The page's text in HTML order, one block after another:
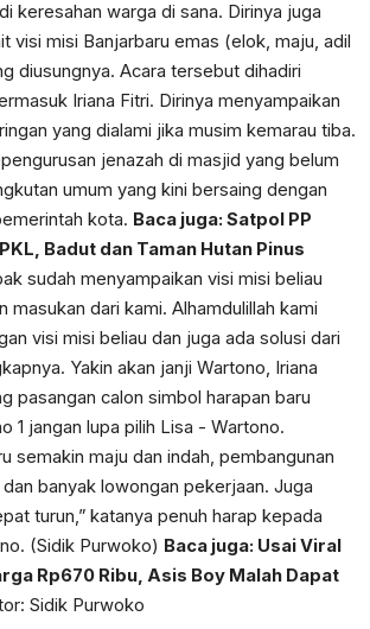
keresahan warga di sana. Dirinya juga
visi misi Banjarbaru emas (elok, maju, adil
diusungnya. Acara tersebut dihadiri
Iriana Fitri. Dirinya menyampaikan
yang dialami jika musim kemarau tiba.
jenazah di masjid yang belum
umum yang kini bersaing dengan
kota. Baca juga: Satpol PP
Badut dan Taman Hutan Pinus
sudah menyampaikan visi misi beliau
masukan dari kami. Alhamdulillah kami
visi misi beliau dan juga ada solusi dari
Yakin akan janji Wartono, Iriana
pasangan calon simbol harapan baru
1 jangan lupa pilih Lisa - Wartono.
semakin maju dan indah, pembangunan
banyak lowongan pekerjaan. Juga
turun,” katanya penuh harap kepada
(Sidik Purwoko) Baca juga: Usai Viral
Rp670 Ribu, Asis Boy Malah Dapat
Sidik Purwoko